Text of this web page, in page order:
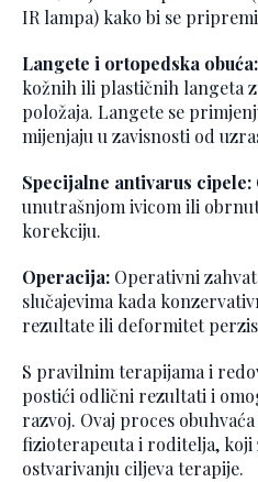
IR lampa) kako bi se
Langete i ortopedska obuća:
kožnih ili plastičnih langeta
položaja. Langete se
mijenjaju u zavisnosti od
Specijalne antivarus cipele:
unutrašnjom ivicom ili
korekciju.
Operacija: Operativni
slučajevima kada
rezultate ili deformitet
S pravilnim terapijama i
postići odlični rezultati i
razvoj. Ovaj proces
fizioterapeuta i roditelja, koji
ostvarivanju ciljeva terapije.